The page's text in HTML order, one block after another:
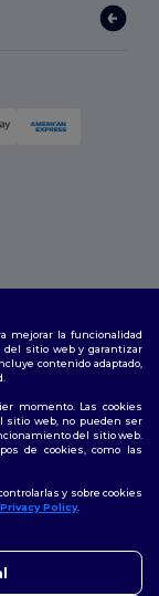
Política de
|Málaga|Murcia|
mejorar la funcionalidad
del sitio web y garantizar
contenido adaptado,
momento. Las cookies
sitio web, no pueden ser
del sitio web.
de cookies, como las
y sobre cookies
Privacy Policy.
Nuestro